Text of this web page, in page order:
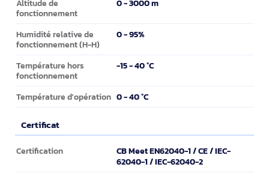
Altitude de
fonctionnement
0 - 3000 m
Humidité relative de
fonctionnement (H-H)
0 - 95%
Température hors
fonctionnement
-15 - 40 °C
Température d'opération 0 - 40 °C
Certificat
Certificat
Certification
CB Meet EN62040-1 / CE / IEC-
62040-1 / IEC-62040-2